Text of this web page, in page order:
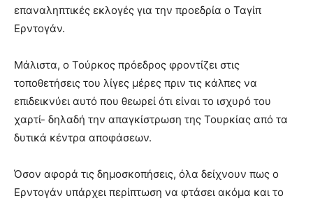
επαναληπτικές εκλογές για την προεδρία ο Ταγίπ
Ερντογάν.
Μάλιστα, ο Τούρκος πρόεδρος φροντίζει στις
τοποθετήσεις του λίγες μέρες πριν τις κάλπες να
επιδεικνύει αυτό που θεωρεί ότι είναι το ισχυρό του
χαρτί- δηλαδή την απαγκίστρωση της Τουρκίας από τα
δυτικά κέντρα αποφάσεων.
Όσον αφορά τις δημοσκοπήσεις, όλα δείχνουν πως ο
Ερντογάν υπάρχει περίπτωση να φτάσει ακόμα και το